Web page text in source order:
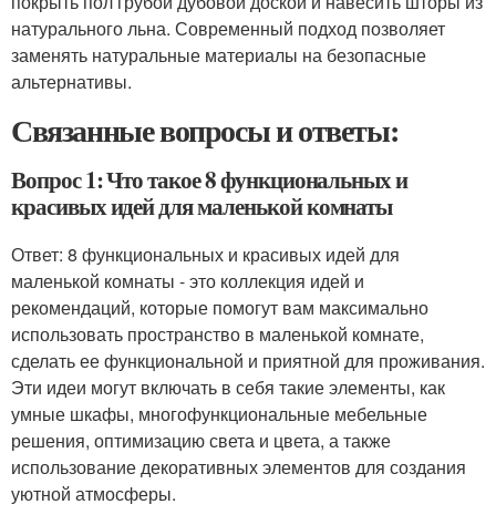
натурального льна. Современный подход позволяет
заменять натуральные материалы на безопасные
альтернативы.
Связанные вопросы и ответы:
Вопрос 1: Что такое 8 функциональных и
красивых идей для маленькой комнаты
Ответ: 8 функциональных и красивых идей для
маленькой комнаты - это коллекция идей и
рекомендаций, которые помогут вам максимально
использовать пространство в маленькой комнате,
сделать ее функциональной и приятной для проживания.
Эти идеи могут включать в себя такие элементы, как
умные шкафы, многофункциональные мебельные
решения, оптимизацию света и цвета, а также
использование декоративных элементов для создания
уютной атмосферы.